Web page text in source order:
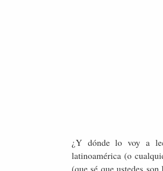
¿Y dónde lo voy a
latinoamérica (o
(que sé que ustedes